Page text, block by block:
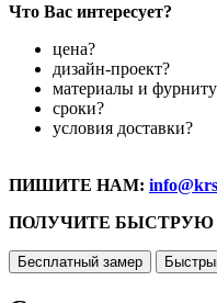
Что Вас интересует?
цена?
дизайн-проект?
материалы и
сроки?
условия доставки?
ПИШИТЕ НАМ:
ПОЛУЧИТЕ
Бесплатный замер